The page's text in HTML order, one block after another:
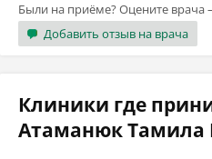
Были на приёме? Оцените врача
Добавить отзыв на врача
Клиники где
Атаманюк Тамила